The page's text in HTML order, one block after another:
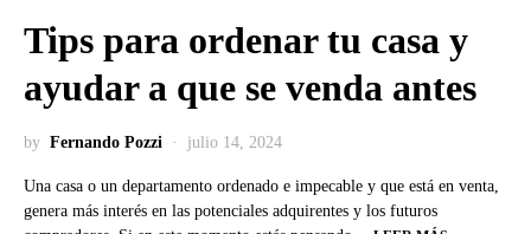
Tips para ordenar tu casa y
ayudar a que se venda antes
by Fernando Pozzi julio 14, 2024
Una casa o un departamento ordenado e impecable y que está en venta,
genera más interés en las potenciales adquirentes y los futuros